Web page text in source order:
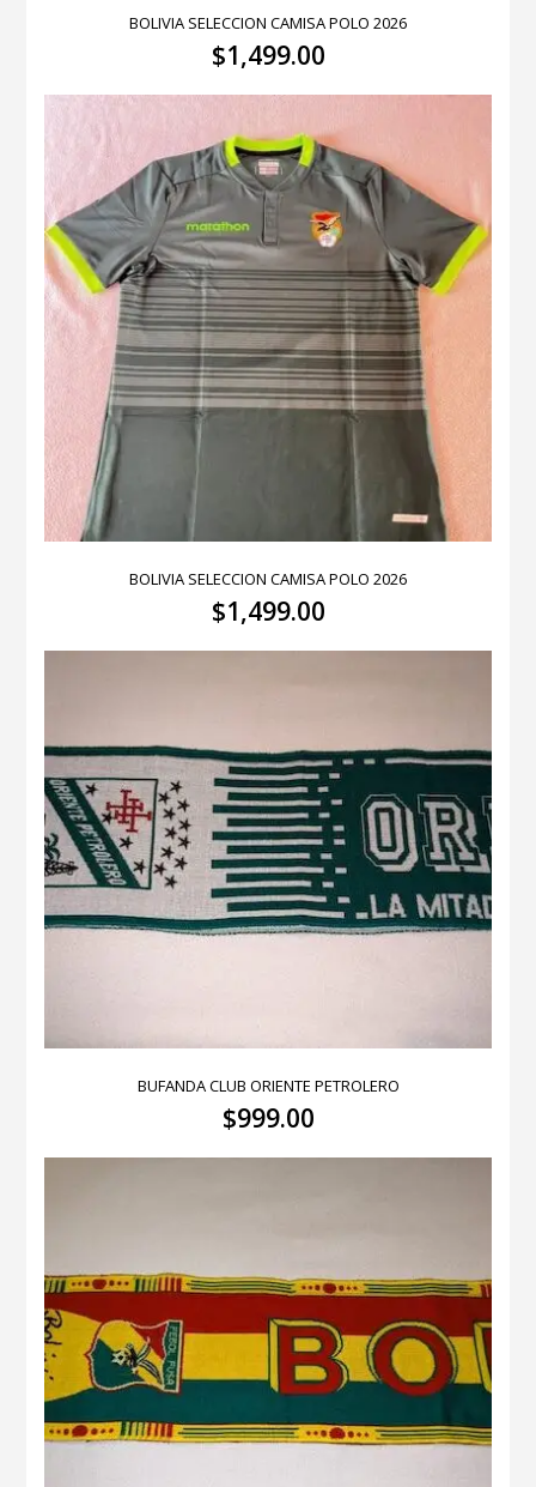
BOLIVIA SELECCION CAMISA POLO 2026
$1,499.00
BOLIVIA SELECCION CAMISA POLO 2026
$1,499.00
BUFANDA CLUB ORIENTE PETROLERO
$999.00